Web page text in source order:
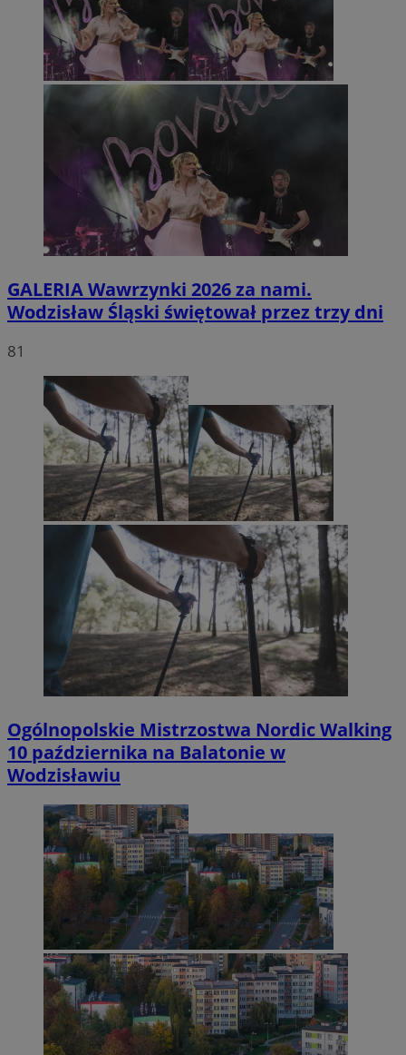
GALERIAWawrzynki 2026 za nami.
Wodzisław Śląski świętował przez trzy dni
81
Ogólnopolskie Mistrzostwa Nordic Walking
10 października na Balatonie w
Wodzisławiu